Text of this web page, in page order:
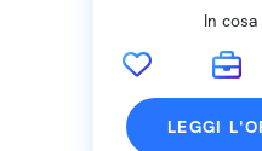
In
LEGGI